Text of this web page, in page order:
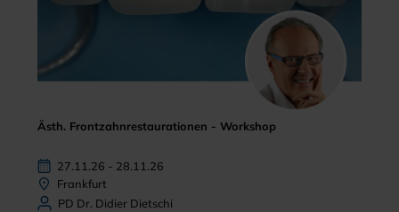
Ästh. Frontzahnrestaurationen - Workshop
27.11.26 - 28.11.26
Frankfurt
PD Dr. Didier Dietschi